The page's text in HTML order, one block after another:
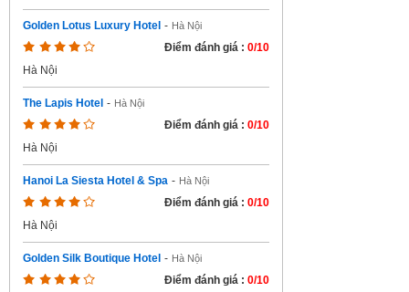
Golden Lotus Luxury Hotel - Hà Nội
Điểm đánh giá : 0/10
Hà Nội
The Lapis Hotel - Hà Nội
Điểm đánh giá : 0/10
Hà Nội
Hanoi La Siesta Hotel & Spa - Hà Nội
Điểm đánh giá : 0/10
Hà Nội
Golden Silk Boutique Hotel - Hà Nội
Điểm đánh giá : 0/10